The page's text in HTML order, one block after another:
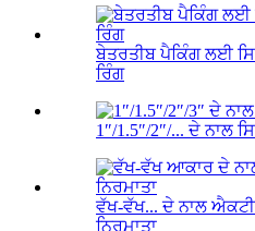
ਬੇਤਰਤੀਬ ਪੈਕਿੰਗ ਲਈ
ਰਿੰਗ
1″/1.5″/2″/... ਦੇ ਨਾਲ
ਵੱਖ-ਵੱਖ... ਦੇ ਨਾਲ
ਨਿਰਮਾਤਾ